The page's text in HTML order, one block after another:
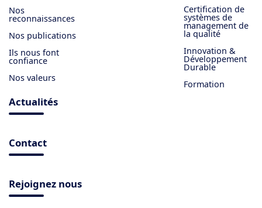
Nos
reconnaissances
Nos publications
Ils nous font
confiance
Nos valeurs
Certification de
systèmes de
management de
la qualité
Innovation &
Développement
Durable
Formation
Actualités
Contact
Rejoignez nous